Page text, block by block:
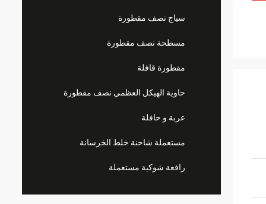
سياج نصف مقطورة
مسطحة نصف مقطورة
مقطورة قافلة
حاوية الهيكل العظمي نصف مقطورة
عربة و حافلة
مستعملة شاحنة خلط الخرسانة
رافعة شوكية مستعملة